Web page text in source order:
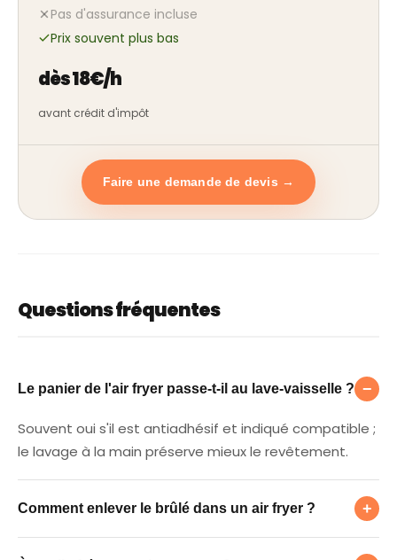
Pas d'assurance incluse
Prix souvent plus bas
dès 18€/h
avant crédit d'impôt
Faire une demande de devis →
Questions fréquentes
Le panier de l'air fryer passe-t-il au lave-
Le panier de l'air fryer passe-t-il au lave-vaisselle ? −
Souvent oui s'il est antiadhésif et indiqué compatible ;
le lavage à la main préserve mieux le revêtement.
Comment enlever le brûlé dans un air fryer ?
Comment enlever le brûlé dans un air fryer ? +
À quelle fréquence le nettoyer ?